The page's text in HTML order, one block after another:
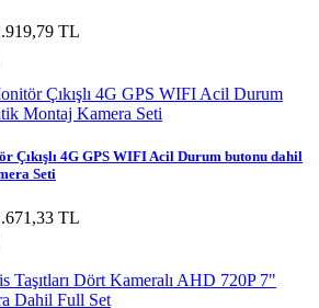
TL
Çıkışlı 4G GPS WIFI Acil Durum butonu dahil
Seti
TL